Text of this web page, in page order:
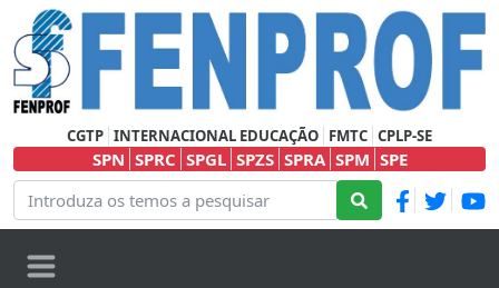
CGTP INTERNACIONAL EDUCAÇÃO FMTC CPLP-SE
SPN SPRC SPGL SPZS SPRA SPM SPE